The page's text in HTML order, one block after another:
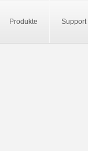
Produkte Support